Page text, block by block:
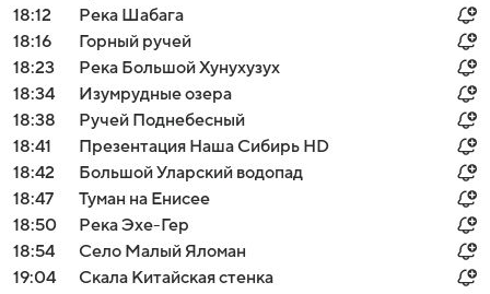
18:12
Река Шабага
18:16
Горный ручей
18:23
Река Большой Хунухузух
18:34
Изумрудные озера
18:38
Ручей Поднебесный
18:41
Презентация Наша Сибирь HD
18:42
Большой Уларский водопад
18:47
Туман на Енисее
18:50
Река Эхе-Гер
18:54
Село Малый Яломан
19:04
Скала Китайская стенка